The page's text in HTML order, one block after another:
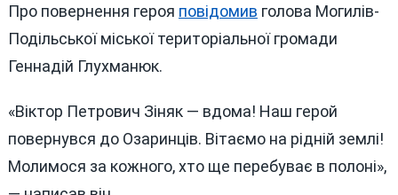
Про повернення героя повідомив голова Могилів-
Подільської міської територіальної громади
Геннадій Глухманюк.
«Віктор Петрович Зіняк — вдома! Наш герой
повернувся до Озаринців. Вітаємо на рідній землі!
Молимося за кожного, хто ще перебуває в полоні»,